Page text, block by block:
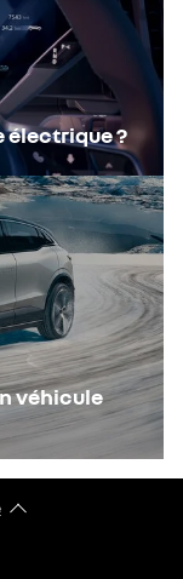
électrique ?
véhicule